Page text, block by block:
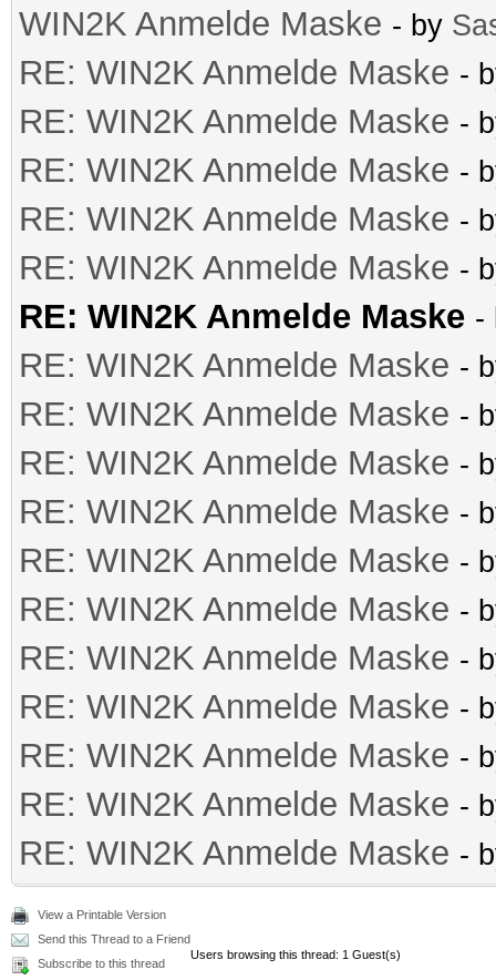
WIN2K Anmelde Maske - by
RE: WIN2K Anmelde Maske -
RE: WIN2K Anmelde Maske -
RE: WIN2K Anmelde Maske -
RE: WIN2K Anmelde Maske -
RE: WIN2K Anmelde Maske -
RE: WIN2K Anmelde Maske -
RE: WIN2K Anmelde Maske -
RE: WIN2K Anmelde Maske -
RE: WIN2K Anmelde Maske -
RE: WIN2K Anmelde Maske -
RE: WIN2K Anmelde Maske -
RE: WIN2K Anmelde Maske -
RE: WIN2K Anmelde Maske -
RE: WIN2K Anmelde Maske -
RE: WIN2K Anmelde Maske -
RE: WIN2K Anmelde Maske -
RE: WIN2K Anmelde Maske -
View a Printable Version
Send this Thread to a Friend
Subscribe to this thread
Users browsing this thread: 1 Guest(s)